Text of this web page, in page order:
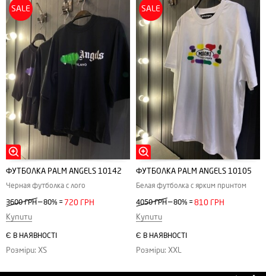
SALE
ФУТБОЛКА РALM АNGELS 10142
Черная футболка с лого
3600 ГРН —80% = 720 ГРН
Купити
Є В НАЯВНОСТІ
Розміри: XS
SALE
ФУТБОЛКА РALM АNGELS 10105
Белая футболка с ярким принтом
4050 ГРН —80% =810 ГРН
Купити
Є В НАЯВНОСТІ
Розміри: XXL